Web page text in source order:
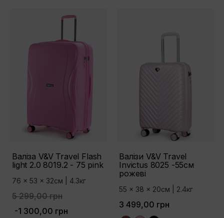
Валіза V&V Travel Flash
light 2.0 8019.2 - 75 pink
76 x 53 x 32см | 4.3кг
5 299,00 грн
-1 300,00 грн
Валізи V&V Travel
Invictus 8025 -55см
рожеві
55 x 38 x 20см | 2.4кг
3 499,00 грн